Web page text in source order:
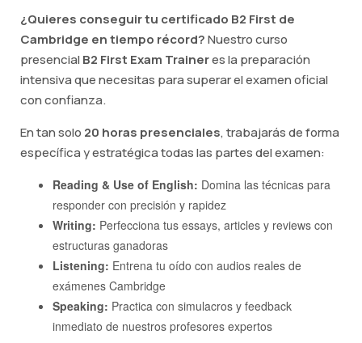
¿Quieres conseguir tu certificado B2 First de
Cambridge en tiempo récord?Nuestro curso
presencial B2 First Exam Traineres la preparación
intensiva que necesitas para superar el examen oficial
con confianza.
En tan solo 20 horas presenciales, trabajarás de forma
específica y estratégica todas las partes del examen:
Reading & Use of English: Domina las técnicas para
responder con precisión y rapidez
Writing: Perfecciona tus essays, articles y reviews con
estructuras ganadoras
Listening: Entrena tu oído con audios reales de
exámenes Cambridge
Speaking: Practica con simulacros y feedback
inmediato de nuestros profesores expertos